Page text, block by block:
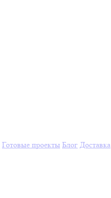
Готовые проекты Блог Доставка